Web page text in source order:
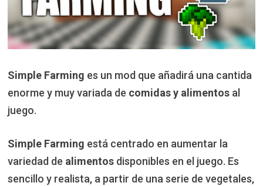
Simple Farming es un mod que añadirá una cantida
enorme y muy variada de comidas y alimentosal
juego.
Simple Farming está centrado en aumentar la
variedad de alimentosdisponibles en el juego. Es
sencillo y realista, a partir de una serie de vegetales,